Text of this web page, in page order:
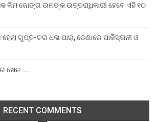
ଜୋଙ୍ଗ ଉନଙ୍କ ଉତ୍ତରାଧିକାରୀ ହେବେ ଏହି ୧୦
ଗୁପ୍ତ-ଚର ଧଳା ପାରା, ଡେଣାରେ ପାକିସ୍ତାନୀ ଓ
ଖେଳ …..
RECENT COMMENTS